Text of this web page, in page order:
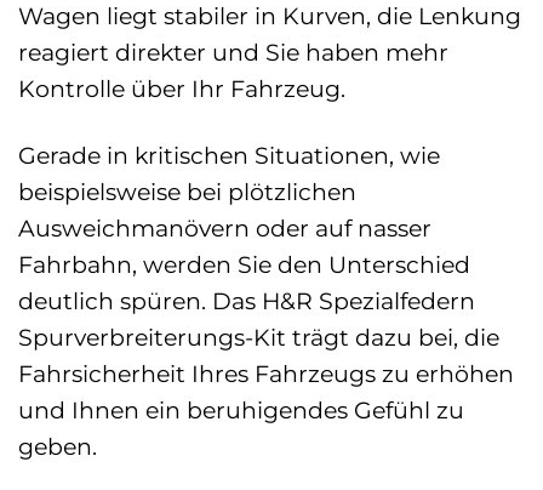
Wagen liegt stabiler in Kurven, die Lenkung
reagiert direkter und Sie haben mehr
Kontrolle über Ihr Fahrzeug.
Gerade in kritischen Situationen, wie
beispielsweise bei plötzlichen
Ausweichmanövern oder auf nasser
Fahrbahn, werden Sie den Unterschied
deutlich spüren. Das H&R Spezialfedern
Spurverbreiterungs-Kit trägt dazu bei, die
Fahrsicherheit Ihres Fahrzeugs zu erhöhen
und Ihnen ein beruhigendes Gefühl zu
geben.